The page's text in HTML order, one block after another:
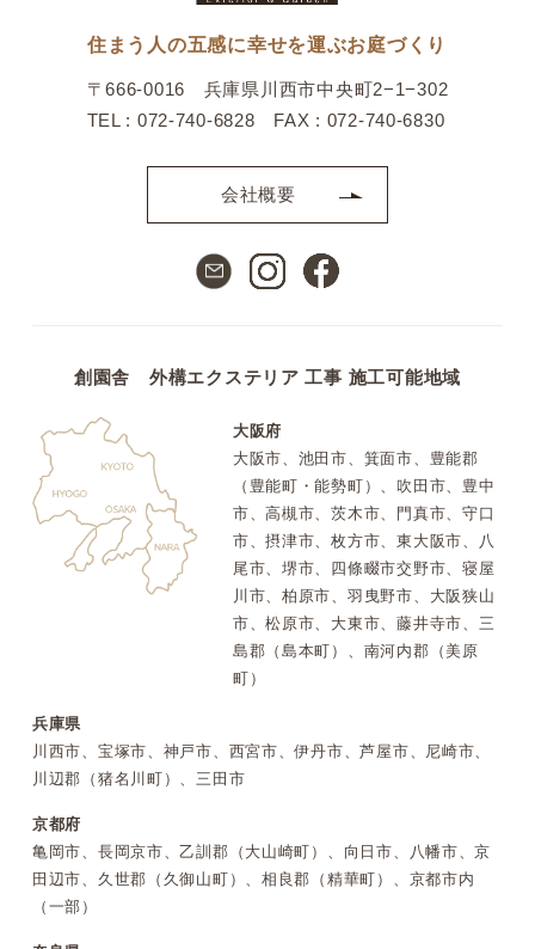
住まう人の五感に幸せを運ぶお庭づくり
〒666-0016 兵庫県川西市中央町2−1−302
TEL : 072-740-6828 FAX : 072-740-6830
会社概要
創園舎 外構エクステリア 工事 施工可能地域
大阪府
大阪市、池田市、箕面市、豊能郡
（豊能町・能勢町）、吹田市、豊中
市、高槻市、茨木市、門真市、守口
市、摂津市、枚方市、東大阪市、八
尾市、堺市、四條畷市交野市、寝屋
川市、柏原市、羽曳野市、大阪狭山
市、松原市、大東市、藤井寺市、三
島郡（島本町）、南河内郡（美原
町）
兵庫県
川西市、宝塚市、神戸市、西宮市、伊丹市、芦屋市、尼崎市、
川辺郡（猪名川町）、三田市
京都府
亀岡市、長岡京市、乙訓郡（大山崎町）、向日市、八幡市、京
田辺市、久世郡（久御山町）、相良郡（精華町）、京都市内
（一部）